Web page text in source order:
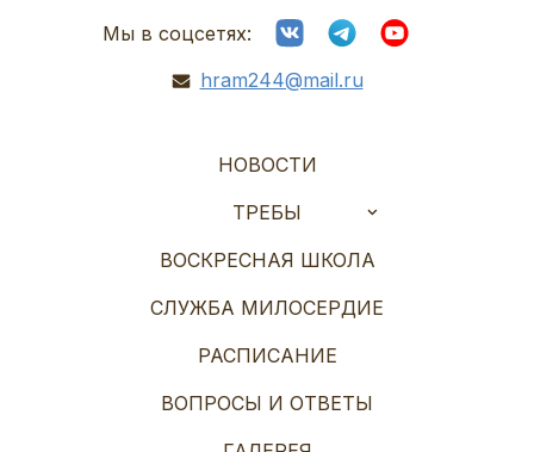
Мы в соцсетях:
hram244@mail.ru
НОВОСТИ
ТРЕБЫ
ВОСКРЕСНАЯ ШКОЛА
СЛУЖБА МИЛОСЕРДИЕ
РАСПИСАНИЕ
ВОПРОСЫ И ОТВЕТЫ